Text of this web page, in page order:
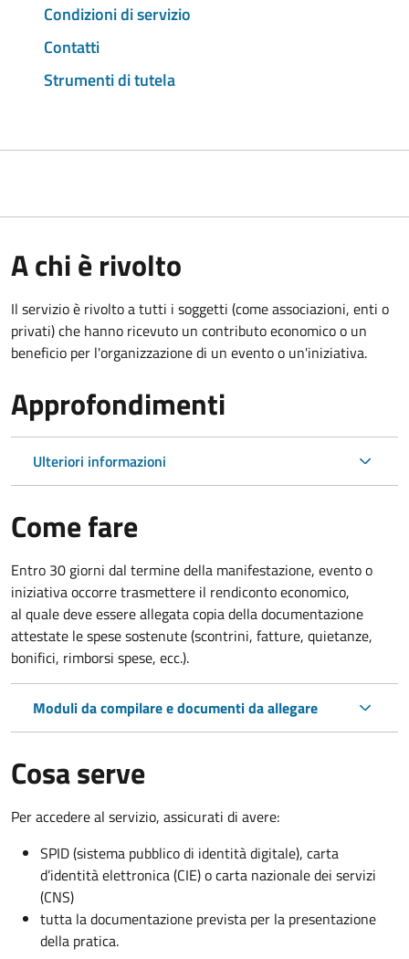
Condizioni di servizio
Contatti
Strumenti di tutela
A chi è rivolto
Il servizio è rivolto a tutti i soggetti (come associazioni, enti o
privati) che hanno ricevuto un contributo economico o un
beneficio per l'organizzazione di un evento o un'iniziativa.
Approfondimenti
Ulteriori informazioni
Come fare
Entro 30 giorni dal termine della manifestazione, evento o
iniziativa occorre trasmettere il rendiconto economico,
al quale deve essere allegata copia della documentazione
attestate le spese sostenute (scontrini, fatture, quietanze,
bonifici, rimborsi spese, ecc.).
Moduli da compilare e documenti da allegare
Cosa serve
Per accedere al servizio, assicurati di avere:
SPID (sistema pubblico di identità digitale), carta
d’identità elettronica (CIE) o carta nazionale dei servizi
(CNS)
tutta la documentazione prevista per la presentazione
della pratica.